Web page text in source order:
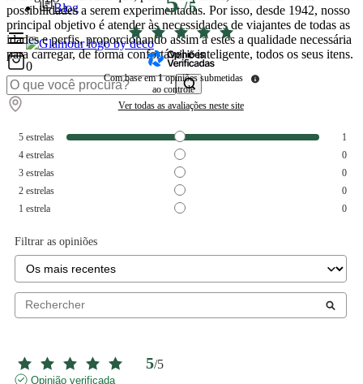
Blog
0
possibilidades a serem experimentadas. Por isso, desde 1942, nosso
principal objetivo é atender às necessidades de viajantes de todas as
idades e perfis, proporcionando assim a estes a qualidade necessária
para carregar, de forma confortável e inteligente, todos os seus itens.
/5
Com base em1 opiniões submetidas
ao controle
Ver todas as avaliações neste site
5 estrelas
1
4 estrelas
0
3 estrelas
0
2 estrelas
0
1 estrela 0
Filtrar as opiniões
5/5
Opinião verificada